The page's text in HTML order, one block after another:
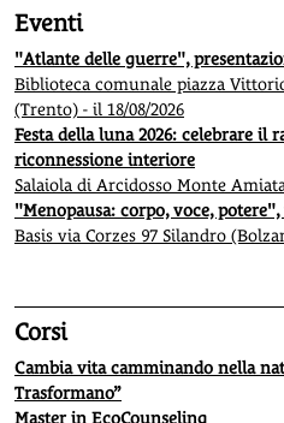
Eventi
"Atlante delle guerre",
Biblioteca comunale piazza
(Trento) - il 18/08/2026
Festa della luna 2026: celebrare il
riconnessione interiore
Salaiola di Arcidosso Monte
"Menopausa: corpo, voce,
Basis via Corzes 97 Silandro
Corsi
Cambia vita camminando nella
Trasformano”
Master in EcoCounseling